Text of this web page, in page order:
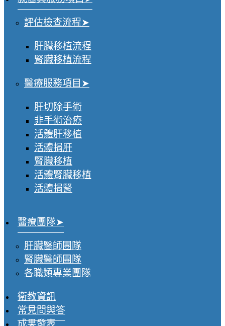
評估檢查流程
肝臟移植流程
腎臟移植流程
醫療服務項目
肝切除手術
非手術治療
活體肝移植
活體捐肝
腎臟移植
活體腎臟移植
活體捐腎
醫療團隊
肝臟醫師團隊
腎臟醫師團隊
各職類專業團隊
衛教資訊
常見問與答
成果發表